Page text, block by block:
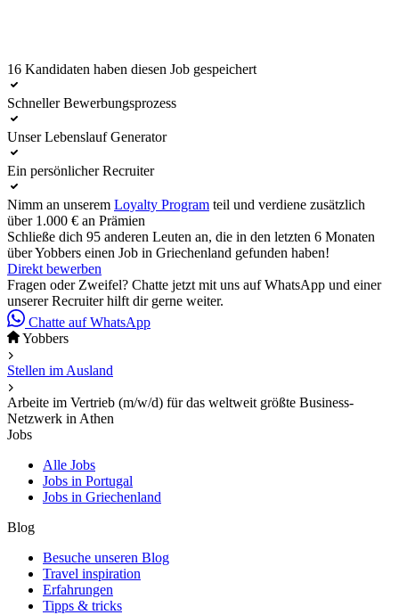
Direkt bewerben
16 Kandidaten haben diesen Job gespeichert
Schneller Bewerbungsprozess
Unser Lebenslauf Generator
Ein persönlicher Recruiter
Nimm an unserem Loyalty Program teil und verdiene zusätzlich
über 1.000 € an Prämien
Schließe dich 95 anderen Leuten an, die in den letzten 6 Monaten
über Yobbers einen Job in Griechenland gefunden haben!
Direkt bewerben
Fragen oder Zweifel? Chatte jetzt mit uns auf WhatsApp und einer
unserer Recruiter hilft dir gerne weiter.
Chatte auf WhatsApp
Yobbers
Stellen im Ausland
Arbeite im Vertrieb (m/w/d) für das weltweit größte Business-
Netzwerk in Athen
Jobs
Alle Jobs
Jobs in Portugal
Jobs in Griechenland
Blog
Besuche unseren Blog
Travel inspiration
Erfahrungen
Tipps & tricks